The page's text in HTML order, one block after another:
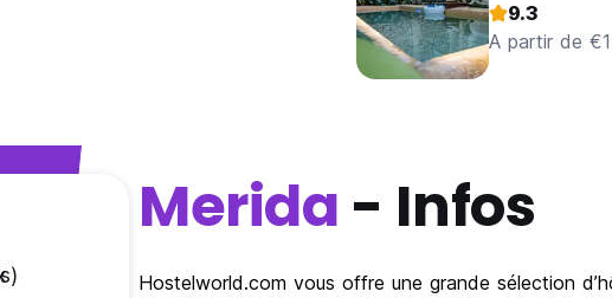
9.3
A partir de
Merida - Infos
Hostelworld.com vous offre une grande sélection